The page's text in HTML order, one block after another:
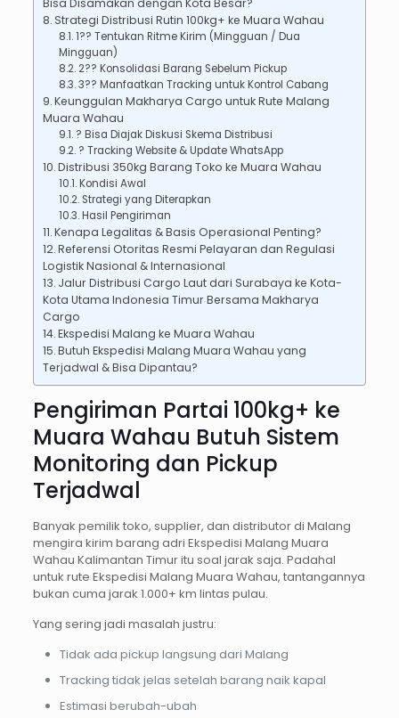
Bisa Disamakan dengan Kota Besar?
Strategi Distribusi Rutin 100kg+ ke Muara Wahau
1?? Tentukan Ritme Kirim (Mingguan / Dua
Mingguan)
2?? Konsolidasi Barang Sebelum Pickup
3?? Manfaatkan Tracking untuk Kontrol Cabang
Keunggulan Makharya Cargo untuk Rute Malang
Muara Wahau
? Bisa Diajak Diskusi Skema Distribusi
? Tracking Website & Update WhatsApp
Distribusi 350kg Barang Toko ke Muara Wahau
Kondisi Awal
Strategi yang Diterapkan
Hasil Pengiriman
Kenapa Legalitas & Basis Operasional Penting?
Referensi Otoritas Resmi Pelayaran dan Regulasi
Logistik Nasional & Internasional
Jalur Distribusi Cargo Laut dari Surabaya ke Kota-
Kota Utama Indonesia Timur Bersama Makharya
Cargo
Ekspedisi Malang ke Muara Wahau
Butuh Ekspedisi Malang Muara Wahau yang
Terjadwal & Bisa Dipantau?
Pengiriman Partai 100kg+ ke
Muara Wahau Butuh Sistem
Monitoring dan Pickup
Terjadwal
Banyak pemilik toko, supplier, dan distributor di Malang
mengira kirim barang adri Ekspedisi Malang Muara
Wahau Kalimantan Timur itu soal jarak saja. Padahal
untuk rute Ekspedisi Malang Muara Wahau, tantangannya
bukan cuma jarak 1.000+ km lintas pulau.
Yang sering jadi masalah justru:
Tidak ada pickup langsung dari Malang
Tracking tidak jelas setelah barang naik kapal
Estimasi berubah-ubah